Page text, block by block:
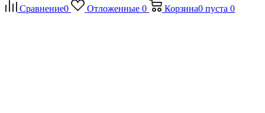
Сравнение0 Отложенные 0 Корзина0 пуста 0